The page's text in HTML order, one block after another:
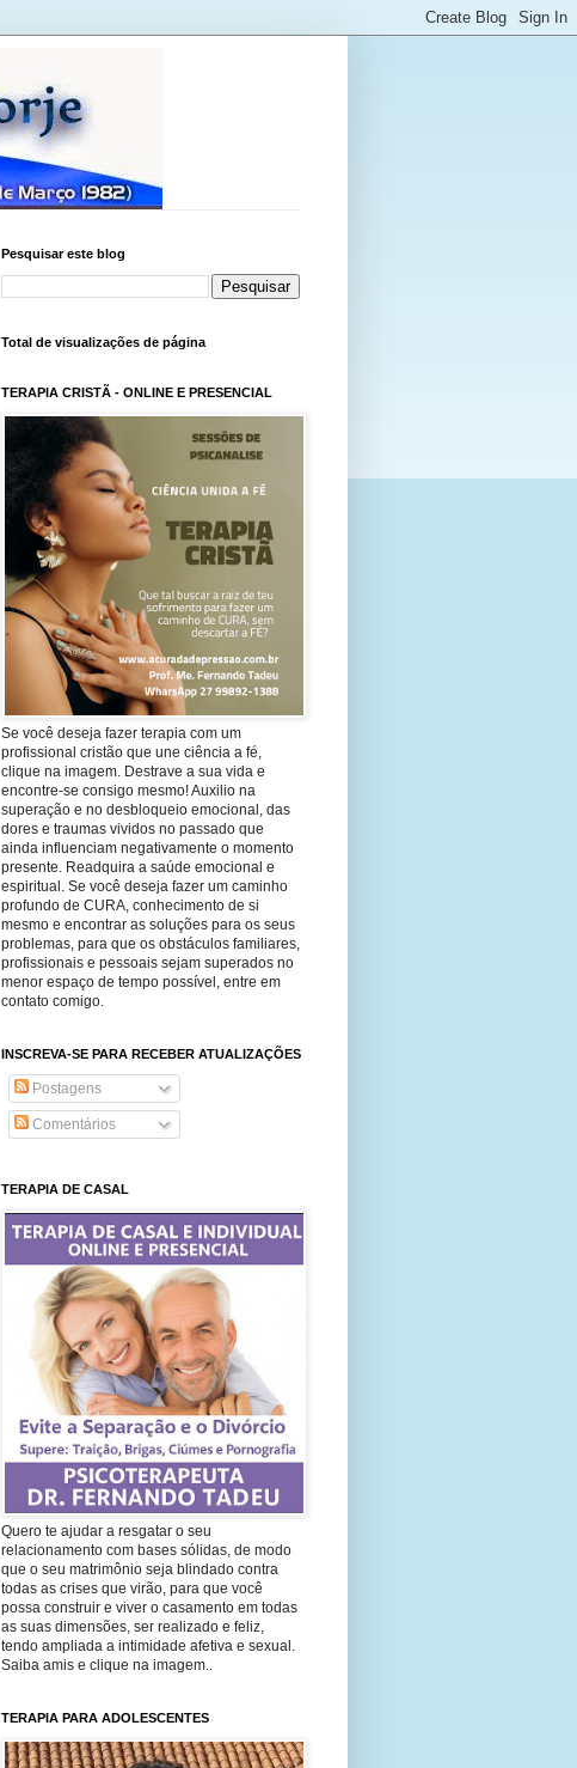
Pesquisar este blog
Total de visualizações de página
TERAPIA CRISTÃ - ONLINE E PRESENCIAL
Se você deseja fazer terapia com um
profissional cristão que une ciência a fé,
clique na imagem. Destrave a sua vida e
encontre-se consigo mesmo! Auxilio na
superação e no desbloqueio emocional, das
dores e traumas vividos no passado que
ainda influenciam negativamente o momento
presente. Readquira a saúde emocional e
espiritual. Se você deseja fazer um caminho
profundo de CURA, conhecimento de si
mesmo e encontrar as soluções para os seus
problemas, para que os obstáculos familiares,
profissionais e pessoais sejam superados no
menor espaço de tempo possível, entre em
contato comigo.
INSCREVA-SE PARA RECEBER ATUALIZAÇÕES
Postagens
Comentários
TERAPIA DE CASAL
Quero te ajudar a resgatar o seu
relacionamento com bases sólidas, de modo
que o seu matrimônio seja blindado contra
todas as crises que virão, para que você
possa construir e viver o casamento em todas
as suas dimensões, ser realizado e feliz,
tendo ampliada a intimidade afetiva e sexual.
Saiba amis e clique na imagem..
TERAPIA PARA ADOLESCENTES